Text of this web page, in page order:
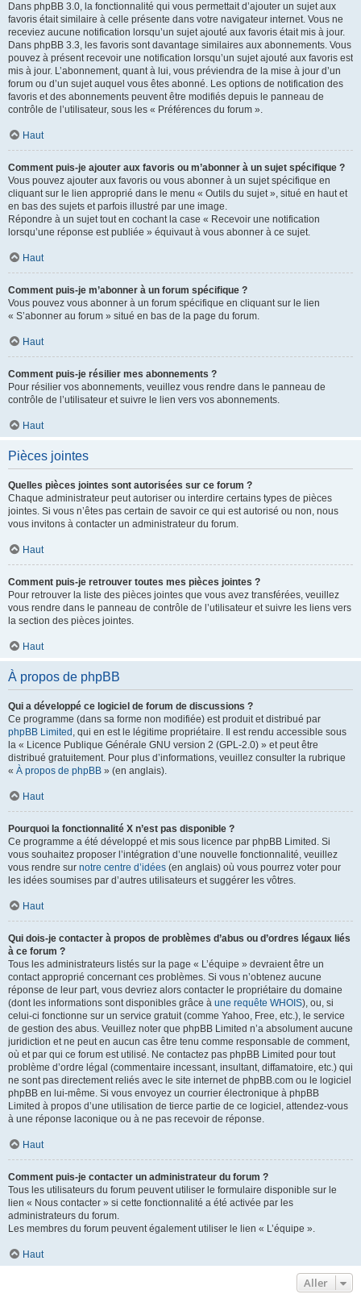
Dans phpBB 3.0, la fonctionnalité qui vous permettait d’ajouter un sujet aux
favoris était similaire à celle présente dans votre navigateur internet. Vous ne
receviez aucune notification lorsqu’un sujet ajouté aux favoris était mis à jour.
Dans phpBB 3.3, les favoris sont davantage similaires aux abonnements. Vous
pouvez à présent recevoir une notification lorsqu’un sujet ajouté aux favoris est
mis à jour. L’abonnement, quant à lui, vous préviendra de la mise à jour d’un
forum ou d’un sujet auquel vous êtes abonné. Les options de notification des
favoris et des abonnements peuvent être modifiés depuis le panneau de
contrôle de l’utilisateur, sous les « Préférences du forum ».
Haut
Comment puis-je ajouter aux favoris ou m’abonner à un sujet spécifique ?
Vous pouvez ajouter aux favoris ou vous abonner à un sujet spécifique en
cliquant sur le lien approprié dans le menu « Outils du sujet », situé en haut et
en bas des sujets et parfois illustré par une image.
Répondre à un sujet tout en cochant la case « Recevoir une notification
lorsqu’une réponse est publiée » équivaut à vous abonner à ce sujet.
Haut
Comment puis-je m’abonner à un forum spécifique ?
Vous pouvez vous abonner à un forum spécifique en cliquant sur le lien
« S’abonner au forum » situé en bas de la page du forum.
Haut
Comment puis-je résilier mes abonnements ?
Pour résilier vos abonnements, veuillez vous rendre dans le panneau de
contrôle de l’utilisateur et suivre le lien vers vos abonnements.
Haut
Pièces jointes
Quelles pièces jointes sont autorisées sur ce forum ?
Chaque administrateur peut autoriser ou interdire certains types de pièces
jointes. Si vous n’êtes pas certain de savoir ce qui est autorisé ou non, nous
vous invitons à contacter un administrateur du forum.
Haut
Comment puis-je retrouver toutes mes pièces jointes ?
Pour retrouver la liste des pièces jointes que vous avez transférées, veuillez
vous rendre dans le panneau de contrôle de l’utilisateur et suivre les liens vers
la section des pièces jointes.
Haut
À propos de phpBB
Qui a développé ce logiciel de forum de discussions ?
Ce programme (dans sa forme non modifiée) est produit et distribué par
phpBB Limited , qui en est le légitime propriétaire. Il est rendu accessible sous
la « Licence Publique Générale GNU version 2 (GPL-2.0) » et peut être
distribué gratuitement. Pour plus d’informations, veuillez consulter la rubrique
« À propos de phpBB » (en anglais).
Haut
Pourquoi la fonctionnalité X n’est pas disponible ?
Ce programme a été développé et mis sous licence par phpBB Limited. Si
vous souhaitez proposer l’intégration d’une nouvelle fonctionnalité, veuillez
vous rendre sur notre centre d’idées (en anglais) où vous pourrez voter pour
les idées soumises par d’autres utilisateurs et suggérer les vôtres.
Haut
Qui dois-je contacter à propos de problèmes d’abus ou d’ordres légaux liés
à ce forum ?
Tous les administrateurs listés sur la page « L’équipe » devraient être un
contact approprié concernant ces problèmes. Si vous n’obtenez aucune
réponse de leur part, vous devriez alors contacter le propriétaire du domaine
(dont les informations sont disponibles grâce à une requête WHOIS), ou, si
celui-ci fonctionne sur un service gratuit (comme Yahoo, Free, etc.), le service
de gestion des abus. Veuillez noter que phpBB Limited n’a absolument aucune
juridiction et ne peut en aucun cas être tenu comme responsable de comment,
où et par qui ce forum est utilisé. Ne contactez pas phpBB Limited pour tout
problème d’ordre légal (commentaire incessant, insultant, diffamatoire, etc.) qui
ne sont pas directement reliés avec le site internet de phpBB.com ou le logiciel
phpBB en lui-même. Si vous envoyez un courrier électronique à phpBB
Limited à propos d’une utilisation de tierce partie de ce logiciel, attendez-vous
à une réponse laconique ou à ne pas recevoir de réponse.
Haut
Comment puis-je contacter un administrateur du forum ?
Tous les utilisateurs du forum peuvent utiliser le formulaire disponible sur le
lien « Nous contacter » si cette fonctionnalité a été activée par les
administrateurs du forum.
Les membres du forum peuvent également utiliser le lien « L’équipe ».
Haut
Aller